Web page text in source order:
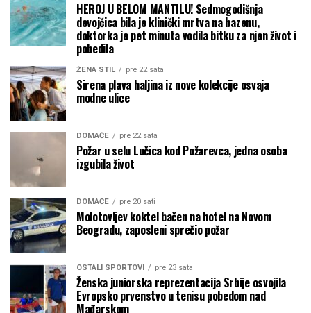
HEROJ U BELOM MANTILU! Sedmogodišnja
devojčica bila je klinički mrtva na bazenu,
doktorka je pet minuta vodila bitku za njen život i
pobedila
ŽENA STIL pre 22 sata
Sirena plava haljina iz nove kolekcije osvaja
modne ulice
DOMAĆE pre 22 sata
Požar u selu Lučica kod Požarevca, jedna osoba
izgubila život
DOMAĆE pre 20 sati
Molotovljev koktel bačen na hotel na Novom
Beogradu, zaposleni sprečio požar
OSTALI SPORTOVI pre 23 sata
Ženska juniorska reprezentacija Srbije osvojila
Evropsko prvenstvo u tenisu pobedom nad
Mađarskom